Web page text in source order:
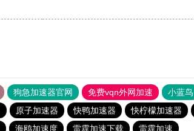
狗急加速器官网 免费vqn外网加速 小蓝鸟
原子加速器 快鸭加速器 快柠檬加速器
海鸥加速度 雷霆加速下载 雷霆加速